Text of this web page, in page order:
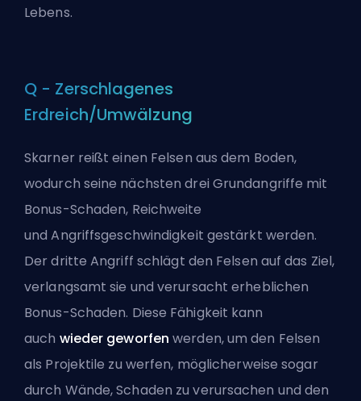
Lebens.
Q - Zerschlagenes
Erdreich/Umwälzung
Skarner reißt einen Felsen aus dem Boden,
wodurch seine nächsten drei Grundangriffe mit
Bonus-Schaden, Reichweite
undAngriffsgeschwindigkeit gestärkt werden.
Der dritte Angriff schlägt den Felsen auf das Ziel,
verlangsamt sie und verursacht erheblichen
Bonus-Schaden. Diese Fähigkeit kann
auch wieder geworfen werden, um den Felsen
als Projektile zu werfen, möglicherweise sogar
durch Wände, Schaden zu verursachen und den